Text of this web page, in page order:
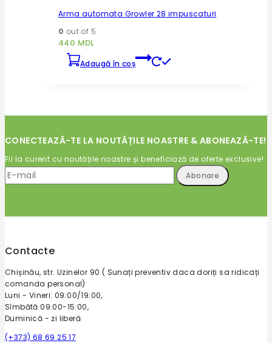
Arma automata Growler 28 impuscaturi
0 out of 5
440 MDL
Adaugă în coș
CONECTEAZĂ-TE LA NOUTĂȚILE NOASTRE & ABONEAZĂ-TE!
Fii la curent cu noutățile noastre și beneficiază de oferte exclusive!
Contacte
Chișinău, str. Uzinelor 90 ( Sunați preventiv daca doriți sa ridicați
comanda personal)
Luni - Vineri: 09:00/19:00,
Sîmbătă 09:00-15:00,
Duminică - zi liberă
(+373) 68 69 25 17